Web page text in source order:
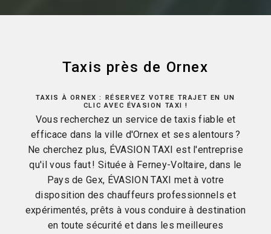
Taxis près de Ornex
TAXIS À ORNEX : RÉSERVEZ VOTRE TRAJET EN UN
CLIC AVEC ÉVASION TAXI !
Vous recherchez un service de taxis fiable et
efficace dans la ville d'Ornex et ses alentours ?
Ne cherchez plus, ÉVASION TAXI est l'entreprise
qu'il vous faut ! Située à Ferney-Voltaire, dans le
Pays de Gex, ÉVASION TAXI met à votre
disposition des chauffeurs professionnels et
expérimentés, prêts à vous conduire à destination
en toute sécurité et dans les meilleures